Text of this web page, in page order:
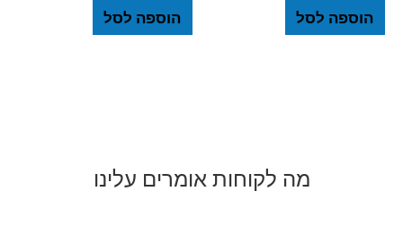
הוספה לסל הוספה לסל
מה לקוחות אומרים עלינו